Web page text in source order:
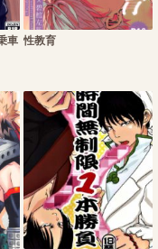
車 性教育